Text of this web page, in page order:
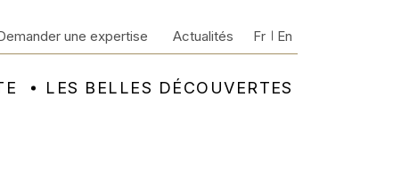
LES BELLES DÉCOUVERTES
une expertise Actualités Fr En